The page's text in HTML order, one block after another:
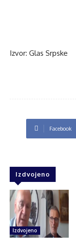
Izvor: Glas Srpske
Facebook
Izdvojeno
Izdvojeno